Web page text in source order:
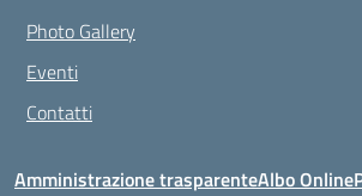
Photo Gallery
Eventi
Contatti
Amministrazione trasparenteAlbo Online